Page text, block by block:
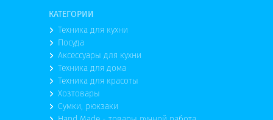
КАТЕГОРИИ
Техника для кухни
Посуда
Аксессуары для кухни
Техника для дома
Техника для красоты
Хозтовары
Сумки, рюкзаки